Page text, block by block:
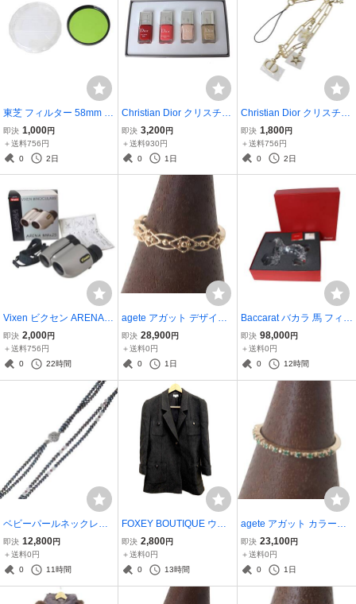
東芝 フィルター 58mm Y
G ケース NT 美品 ABラン
ク
即決 1,000円
＋送料756円
0
2日
Christian Dior クリスチャ
ンディオール ネイルセッ
ト ヴェルニ マニキュア 4
色セット ネイルエナメル
NT Aランク
即決 3,200円
＋送料930円
0
1日
Christian Dior クリスチャ
ンディオール チェーンス
トラップ ノベルティ ゴー
ルド 20cm NT 未使用品 A
即決 1,800円
＋送料756円
0
2日
Vixen ビクセン ARENA M
アリーナ 双眼鏡 8×25 8倍
×25mm 箱、説明書、スト
ラップ NT Bランク
即決 2,000円
＋送料756円
0
22時間
agete アガット デザイン
リング 指輪 K10YG 10金
10号 リング幅1.1~3.6mm
重量約1.2g NT 美品 ABラ
即決 28,900円
＋送料0円
0
1日
Baccarat バカラ 馬 フィギ
ュリン 大型 バカラクリス
タルガラス クリア 箱 NT
美品 Aランク
即決 98,000円
＋送料0円
0
12時間
ベビーパールネックレス
本真珠×金具SILVER 首回
り44cm 真珠：約3.2(mm)
重量約18.6g NT Bランク
即決 12,800円
＋送料0円
0
11時間
FOXEY BOUTIQUE ウー
ルコート 表地:ウール8
0%、ポリエステル20%
ダークグレー 42サイズ 肩
即決 2,800円
＋送料0円
0
13時間
agete アガット カラース
トーン リング 指輪 K10Y
G 10金×カラーストーン 1
0号 リング幅1.1~1.3mm
即決 23,100円
＋送料0円
0
1日